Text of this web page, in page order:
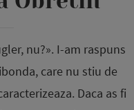
nu?». I-am raspuns
care nu stiu de
Daca as fi